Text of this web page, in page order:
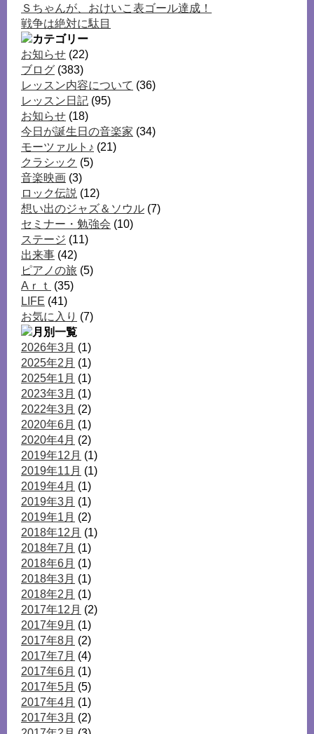
Ｓちゃんが、おけいこ表ゴール達成！
戦争は絶対に駄目
お知らせ (22)
ブログ (383)
レッスン内容について (36)
レッスン日記 (95)
お知らせ (18)
今日が誕生日の音楽家 (34)
モーツァルト♪ (21)
クラシック (5)
音楽映画 (3)
ロック伝説 (12)
想い出のジャズ＆ソウル (7)
セミナー・勉強会 (10)
ステージ (11)
出来事 (42)
ピアノの旅 (5)
Aｒｔ
(35)
LIFE (41)
お気に入り (7)
2026年3月 (1)
2025年2月 (1)
2025年1月 (1)
2023年3月 (1)
2022年3月 (2)
2020年6月 (1)
2020年4月 (2)
2019年12月 (1)
2019年11月 (1)
2019年4月 (1)
2019年3月 (1)
2019年1月 (2)
2018年12月 (1)
2018年7月 (1)
2018年6月 (1)
2018年3月 (1)
2018年2月 (1)
2017年12月 (2)
2017年9月 (1)
2017年8月 (2)
2017年7月 (4)
2017年6月 (1)
2017年5月 (5)
2017年4月 (1)
2017年3月 (2)